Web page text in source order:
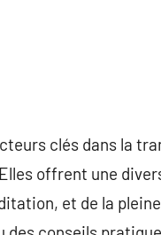
clés dans la
offrent une
et de la